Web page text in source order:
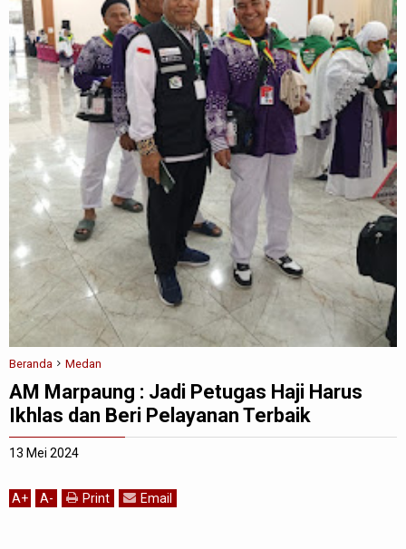
Beranda Medan
AM Marpaung : Jadi Petugas Haji Harus
Ikhlas dan Beri Pelayanan Terbaik
13 Mei 2024
A+ A- Print Email
ADVETORIAL
REDAKSI